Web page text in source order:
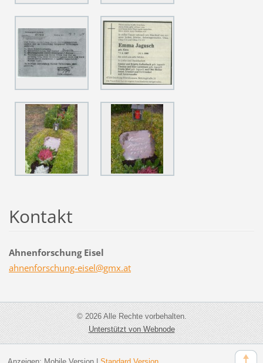
Kontakt
Ahnenforschung Eisel
ahnenforschung-eisel@gmx.at
© 2026 Alle Rechte vorbehalten.
Unterstützt von Webnode